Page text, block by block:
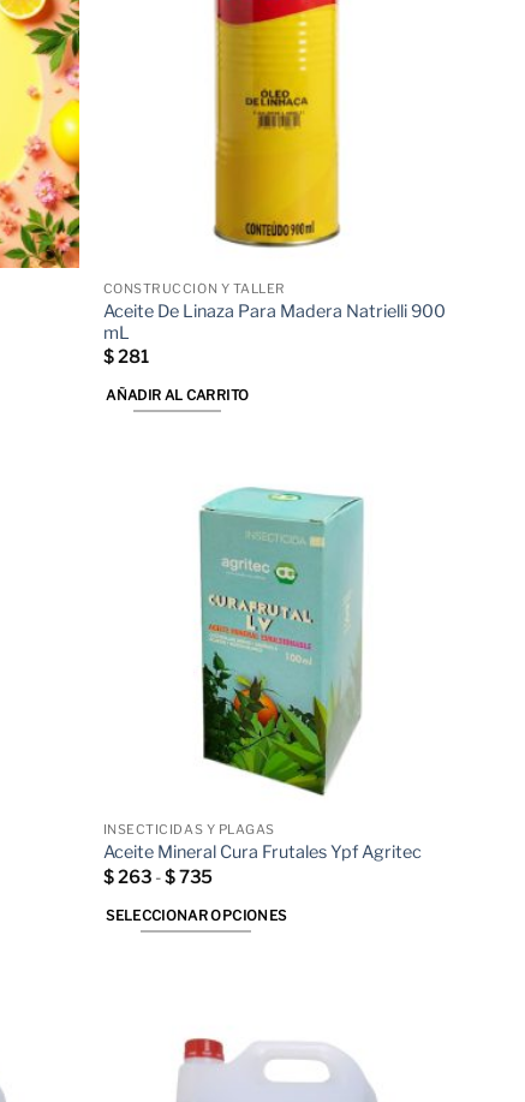
CONSTRUCCIÓN Y TALLER
Aceite De Linaza Para Madera Natrielli 900
mL
$281
AÑADIR AL CARRITO
INSECTICIDAS Y PLAGAS
Aceite Mineral Cura Frutales Ypf Agritec
$263 -$735Rango
precios:
desde
SELECCIONAR OPCIONES